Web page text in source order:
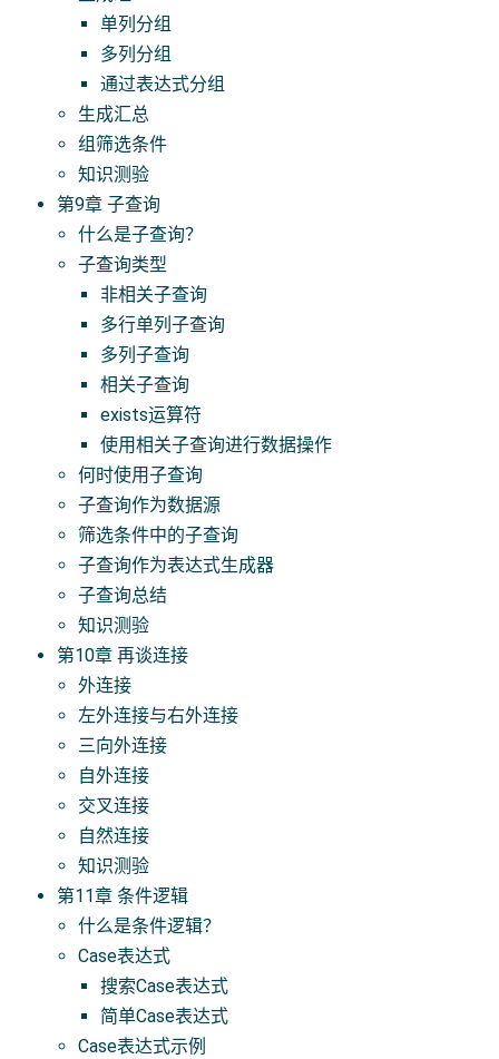
单列分组
多列分组
通过表达式分组
生成汇总
组筛选条件
知识测验
第9章 子查询
什么是子查询？
子查询类型
非相关子查询
多行单列子查询
多列子查询
相关子查询
exists运算符
使用相关子查询进行数据操作
何时使用子查询
子查询作为数据源
筛选条件中的子查询
子查询作为表达式生成器
子查询总结
知识测验
第10章 再谈连接
外连接
左外连接与右外连接
三向外连接
自外连接
交叉连接
自然连接
知识测验
第11章 条件逻辑
什么是条件逻辑？
Case表达式
搜索Case表达式
简单Case表达式
Case表达式示例